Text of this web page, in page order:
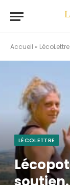
Accueil » LécoLettre
LÉCOLETTRE